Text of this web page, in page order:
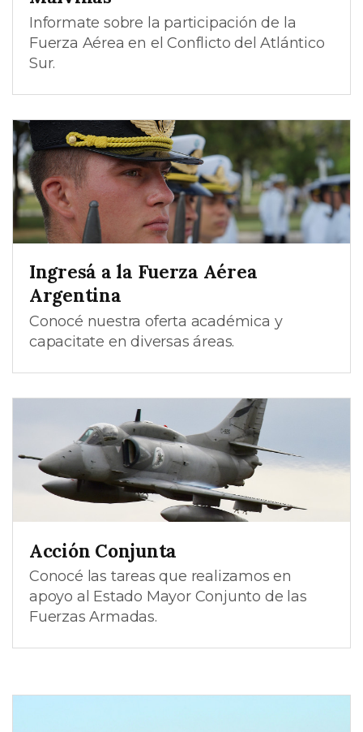
Informate sobre la participación de la
Fuerza Aérea en el Conflicto del Atlántico
Sur.
Ingresá a la Fuerza Aérea
Argentina
Conocé nuestra oferta académica y
capacitate en diversas áreas.
Acción Conjunta
Conocé las tareas que realizamos en
apoyo al Estado Mayor Conjunto de las
Fuerzas Armadas.